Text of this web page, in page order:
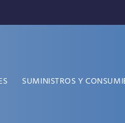
SUMINISTROS Y